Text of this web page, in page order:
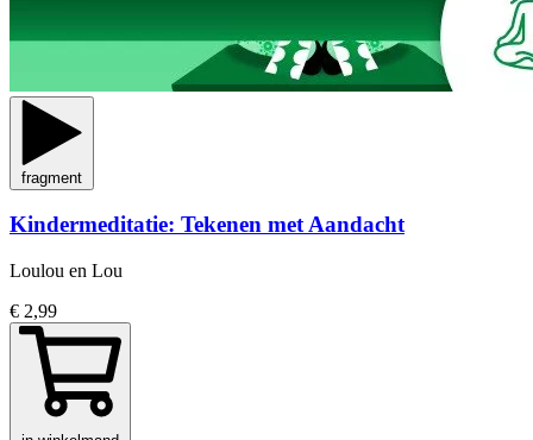
fragment
Kindermeditatie: Tekenen met Aandacht
Loulou en Lou
€ 2,99